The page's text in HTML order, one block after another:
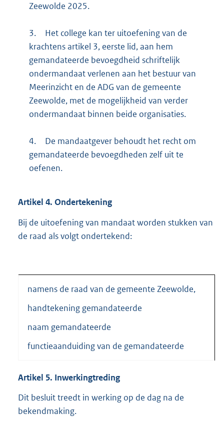
Zeewolde 2025.
3.
Het college kan ter uitoefening van de
krachtens artikel 3, eerste lid, aan hem
gemandateerde bevoegdheid schriftelijk
ondermandaat verlenen aan het bestuur van
Meerinzicht en de ADG van de gemeente
Zeewolde, met de mogelijkheid van verder
ondermandaat binnen beide organisaties.
4.
De mandaatgever behoudt het recht om
gemandateerde bevoegdheden zelf uit te
oefenen.
Artikel 4. Ondertekening
Bij de uitoefening van mandaat worden stukken van
de raad als volgt ondertekend:
namens de raad van de gemeente Zeewolde,
handtekening gemandateerde
naam gemandateerde
functieaanduiding van de gemandateerde
Artikel 5. Inwerkingtreding
Dit besluit treedt in werking op de dag na de
bekendmaking.